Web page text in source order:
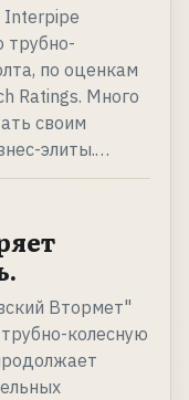
Interpipe
трубно-
по оценкам
Ratings. Много
своим
элиты.…
Втормет"
колесную